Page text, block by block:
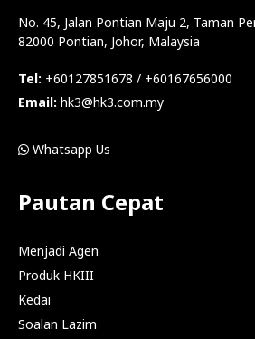
No. 45, Jalan Pontian Maju 2, Taman
82000 Pontian, Johor, Malaysia
Tel: +60127851678 / +60167656000
Email: hk3@hk3.com.my
Whatsapp Us
Pautan Cepat
Menjadi Agen
Produk HKIII
Kedai
Soalan Lazim